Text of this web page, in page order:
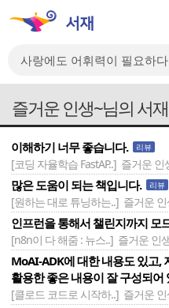
즐거운 인생~님의 서재
이해하기 너무 좋습니다. 리뷰
[코딩 자율학습 FastAP..] 즐거운
많은 도움이 되는 책입니다. 리뷰
[원하는 대로 튜닝하는..] 즐거운
인프런을 통해서 챌린지까지 모
[n8n이 다 해줌 : 뉴스..] 즐거운 인
MoAI-ADK에 대한 내용도 있고,
활용한 좋은 내용이 잘 구성되어
[클로드 코드로 시작하..] 즐거운